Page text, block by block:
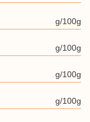
g/100g
g/100g
g/100g
g/100g